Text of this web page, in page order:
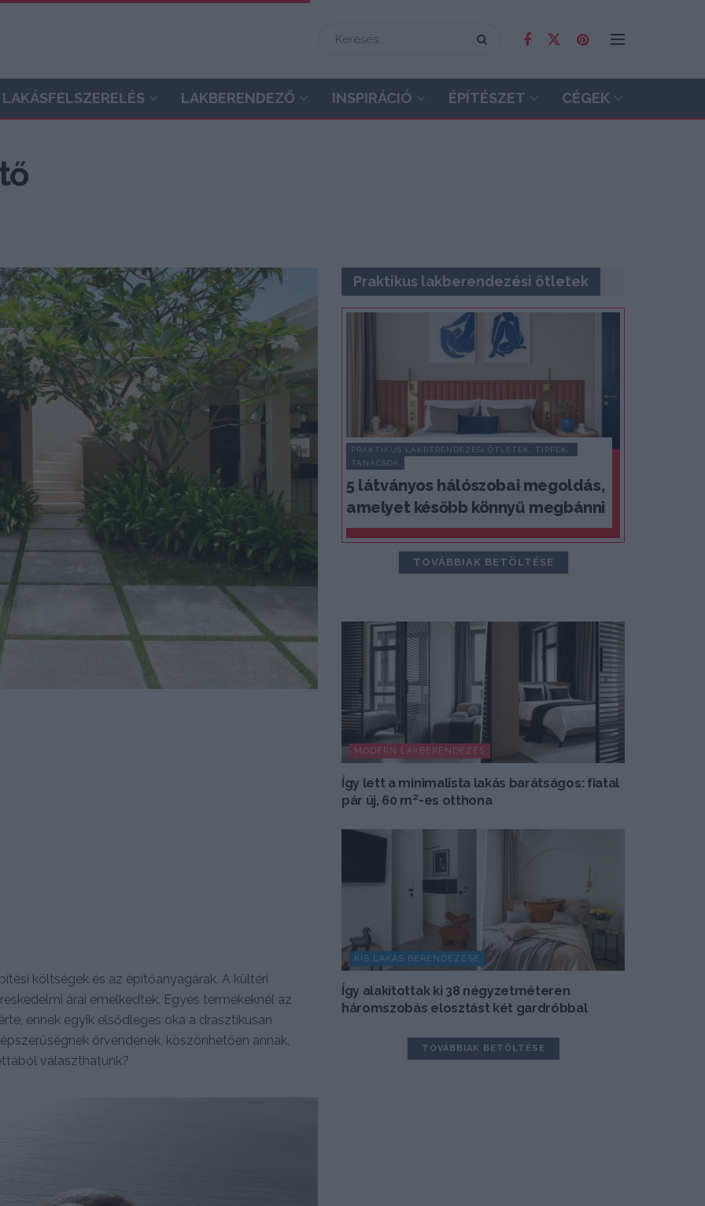
LAKÁSFELSZERELÉS LAKBERENDEZŐ INSPIRÁCIÓ ÉPÍTÉSZET CÉGEK
költségek és az építőanyagárak. A kültéri
árai emelkedtek. Egyes termékeknél az
ennek egyik elsődleges oka a drasztikusan
örvendenek, köszönhetően annak,
választhatunk?
Praktikus lakberendezési ötletek
PRAKTIKUS LAKBERENDEZÉSI ÖTLETEK, TIPPEK,
TANÁCSOK
5 látványos hálószobai megoldás,
amelyet később könnyű megbánni
TOVÁBBIAK BETÖLTÉSE
MODERN LAKBERENDEZÉS
Így lett a minimalista lakás barátságos: fiatal
pár új, 60 m²-es otthona
KIS LAKÁS BERENDEZÉSE
Így alakítottak ki 38 négyzetméteren
háromszobás elosztást két gardróbbal
TOVÁBBIAK BETÖLTÉSE